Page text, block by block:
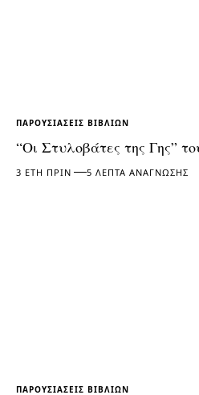
ΠΑΡΟΥΣΙΆΣΕΙΣ ΒΙΒΛΊΩΝ
“Οι Στυλοβάτες της Γης”
3 ΈΤΗ ΠΡΙΝ 5 ΛΕΠΤΆ ΑΝΆΓΝΩΣΗΣ
ΠΑΡΟΥΣΙΆΣΕΙΣ ΒΙΒΛΊΩΝ